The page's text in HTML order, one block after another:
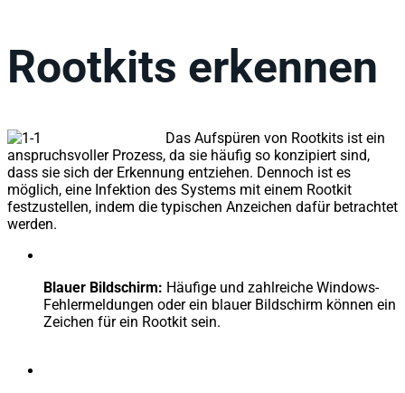
Rootkits erkennen
Das Aufspüren von Rootkits ist ein
anspruchsvoller Prozess, da sie häufig so konzipiert sind,
dass sie sich der Erkennung entziehen. Dennoch ist es
möglich, eine Infektion des Systems mit einem Rootkit
festzustellen, indem die typischen Anzeichen dafür betrachtet
werden.
Blauer Bildschirm: Häufige und zahlreiche Windows-
Fehlermeldungen oder ein blauer Bildschirm können ein
Zeichen für ein Rootkit sein.